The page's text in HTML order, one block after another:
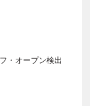
・オープン検出